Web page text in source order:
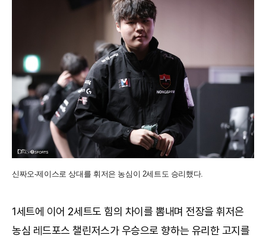
신짜오-제이스로 상대를 휘저은 농심이 2세트도 승리했다.
1세트에 이어 2세트도 힘의 차이를 뽐내며 전장을 휘저은
농심 레드포스 챌린저스가 우승으로 향하는 유리한 고지를